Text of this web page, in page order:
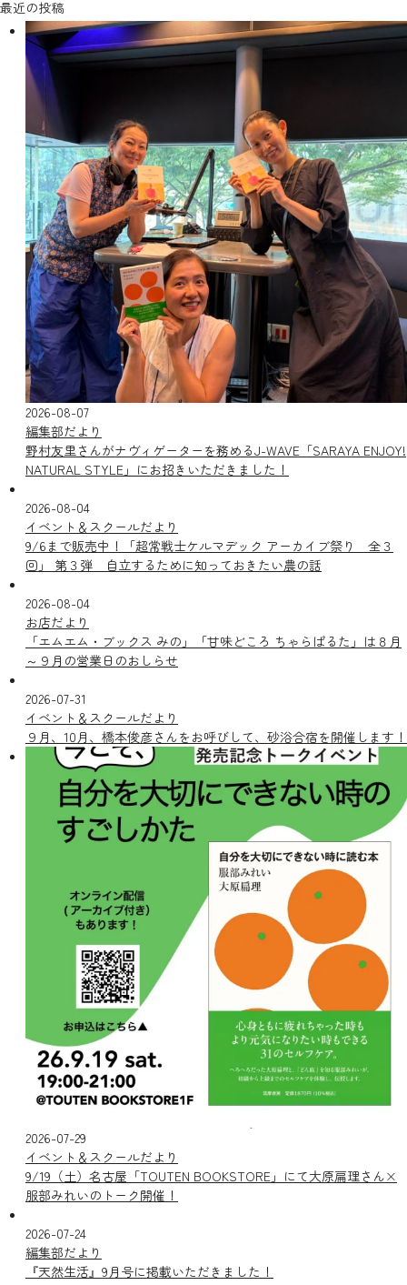
最近の投稿
2026-08-07
編集部だより
野村友里さんがナヴィゲーターを務めるJ-WAVE「SARAYA ENJOY!
NATURAL STYLE」にお招きいただきました！
2026-08-04
イベント＆スクールだより
9/6まで販売中！「超常戦士ケルマデック アーカイブ祭り 全３
回」 第３弾 自立するために知っておきたい農の話
2026-08-04
お店だより
「エムエム・ブックス みの」「甘味どころ ちゃらぱるた」は８月
～９月の営業日のおしらせ
2026-07-31
イベント＆スクールだより
９月、10月、橋本俊彦さんをお呼びして、砂浴合宿を開催します！
2026-07-29
イベント＆スクールだより
9/19（土）名古屋「TOUTEN BOOKSTORE」にて大原扁理さん×
服部みれいのトーク開催！
2026-07-24
編集部だより
『天然生活』9月号に掲載いただきました！